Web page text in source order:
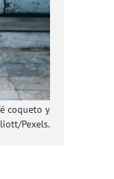
coqueto y
Pexels.